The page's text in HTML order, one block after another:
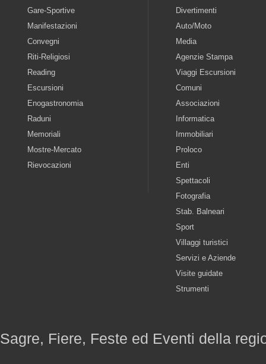
Gare-Sportive
Manifestazioni
Convegni
Riti-Religiosi
Reading
Escursioni
Enogastronomia
Raduni
Memoriali
Mostre-Mercato
Rievocazioni
Divertimenti
Auto/Moto
Media
Agenzie Stampa
Viaggi Escursioni
Comuni
Associazioni
Informatica
Immobiliari
Proloco
Enti
Spettacoli
Fotografia
Stab. Balneari
Sport
Villaggi turistici
Servizi e Aziende
Visite guidate
Strumenti
Sagre, Fiere, Feste ed Eventi della